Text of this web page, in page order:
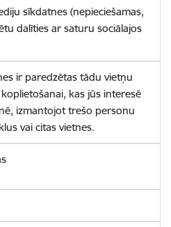
sīkdatnes (nepieciešamas,
dalīties ar saturu sociālajos
ir paredzētas tādu vietņu
kas jūs interesē
izmantojot trešo personu
vai citas vietnes.